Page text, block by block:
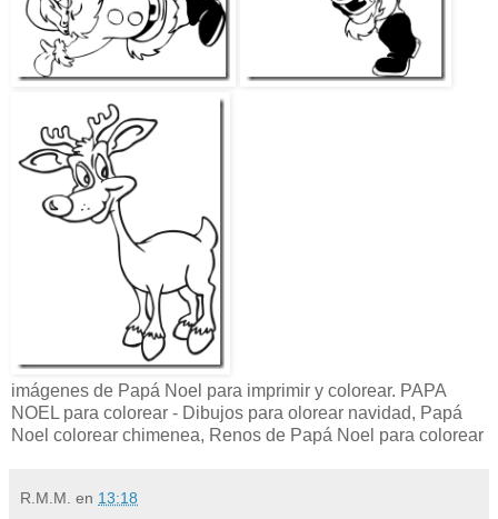
imágenes de Papá Noel para imprimir y colorear. PAPA
NOEL para colorear - Dibujos para olorear navidad, Papá
Noel colorear chimenea, Renos de Papá Noel para colorear
R.M.M. en 13:18